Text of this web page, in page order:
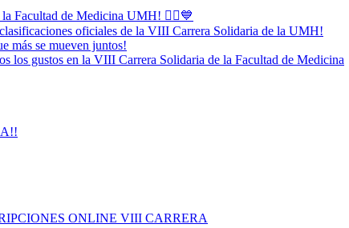
Facultad de Medicina UMH! 🏃‍♀️💙
clasificaciones oficiales de la VIII Carrera Solidaria de la UMH!
más se mueven juntos!
los gustos en la VIII Carrera Solidaria de la Facultad de Medicina
ONLINE VIII CARRERA